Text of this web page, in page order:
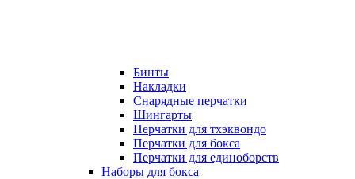
Бинты
Накладки
Снарядные перчатки
Шингарты
Перчатки для тхэквондо
Перчатки для бокса
Перчатки для единоборств
Наборы для бокса